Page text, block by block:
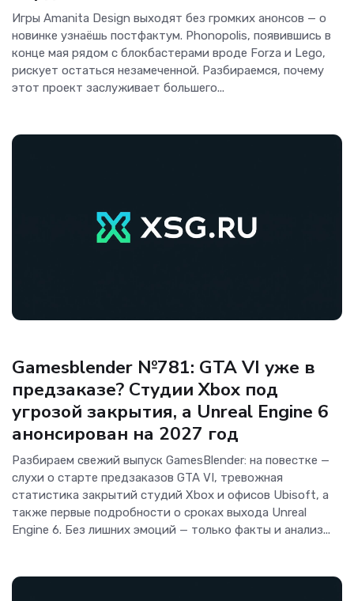
Игры Amanita Design выходят без громких анонсов — о
новинке узнаёшь постфактум. Phonopolis, появившись в
конце мая рядом с блокбастерами вроде Forza и Lego,
рискует остаться незамеченной. Разбираемся, почему
этот проект заслуживает большего...
Gamesblender №781: GTA VI уже в
предзаказе? Студии Xbox под
угрозой закрытия, а Unreal Engine 6
анонсирован на 2027 год
Разбираем свежий выпуск GamesBlender: на повестке —
слухи о старте предзаказов GTA VI, тревожная
статистика закрытий студий Xbox и офисов Ubisoft, а
также первые подробности о сроках выхода Unreal
Engine 6. Без лишних эмоций — только факты и анализ...